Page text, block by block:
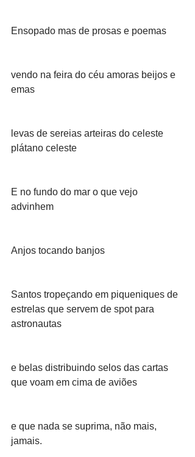
Ensopado mas de prosas e poemas
vendo na feira do céu amoras beijos e
emas
levas de sereias arteiras do celeste
plátano celeste
E no fundo do mar o que vejo
advinhem
Anjos tocando banjos
Santos tropeçando em piqueniques de
estrelas que servem de spot para
astronautas
e belas distribuindo selos das cartas
que voam em cima de aviões
e que nada se suprima, não mais,
jamais.